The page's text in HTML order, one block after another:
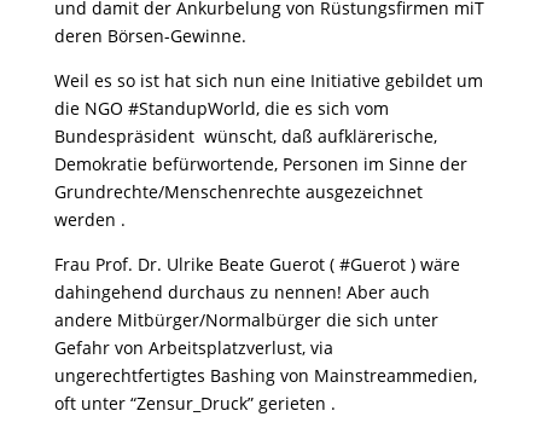
und damit der Ankurbelung von Rüstungsfirmen miT
deren Börsen-Gewinne.
Weil es so ist hat sich nun eine Initiative gebildet um
die NGO #StandupWorld, die es sich vom
Bundespräsident wünscht, daß aufklärerische,
Demokratie befürwortende, Personen im Sinne der
Grundrechte/Menschenrechte ausgezeichnet
werden .
Frau Prof. Dr. Ulrike Beate Guerot ( #Guerot ) wäre
dahingehend durchaus zu nennen! Aber auch
andere Mitbürger/Normalbürger die sich unter
Gefahr von Arbeitsplatzverlust, via
ungerechtfertigtes Bashing von Mainstreammedien,
oft unter “Zensur_Druck” gerieten .